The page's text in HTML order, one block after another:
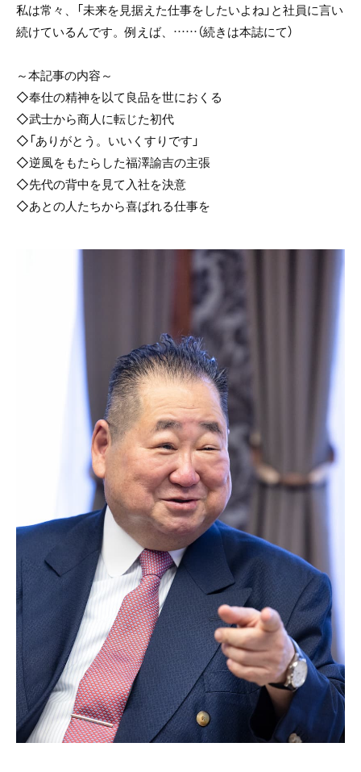
私は常々、「未来を見据えた仕事をしたいよね」と社員に言い
続けているんです。例えば、……（続きは本誌にて）
～本記事の内容～
◇奉仕の精神を以て良品を世におくる
◇武士から商人に転じた初代
◇「ありがとう。いいくすりです」
◇逆風をもたらした福澤諭吉の主張
◇先代の背中を見て入社を決意
◇あとの人たちから喜ばれる仕事を